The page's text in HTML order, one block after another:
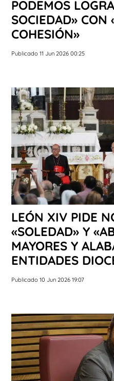
PODEMOS
SOCIEDAD» CON
COHESIÓN»
Publicado 11 Jun 2026 00:25
LEÓN XIV PIDE
«SOLEDAD» Y
MAYORES Y
ENTIDADES
Publicado 10 Jun 2026 19:07